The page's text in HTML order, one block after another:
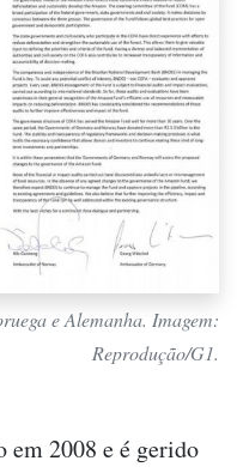
e Alemanha. Imagem:
Reprodução/G1.
2008 e é gerido